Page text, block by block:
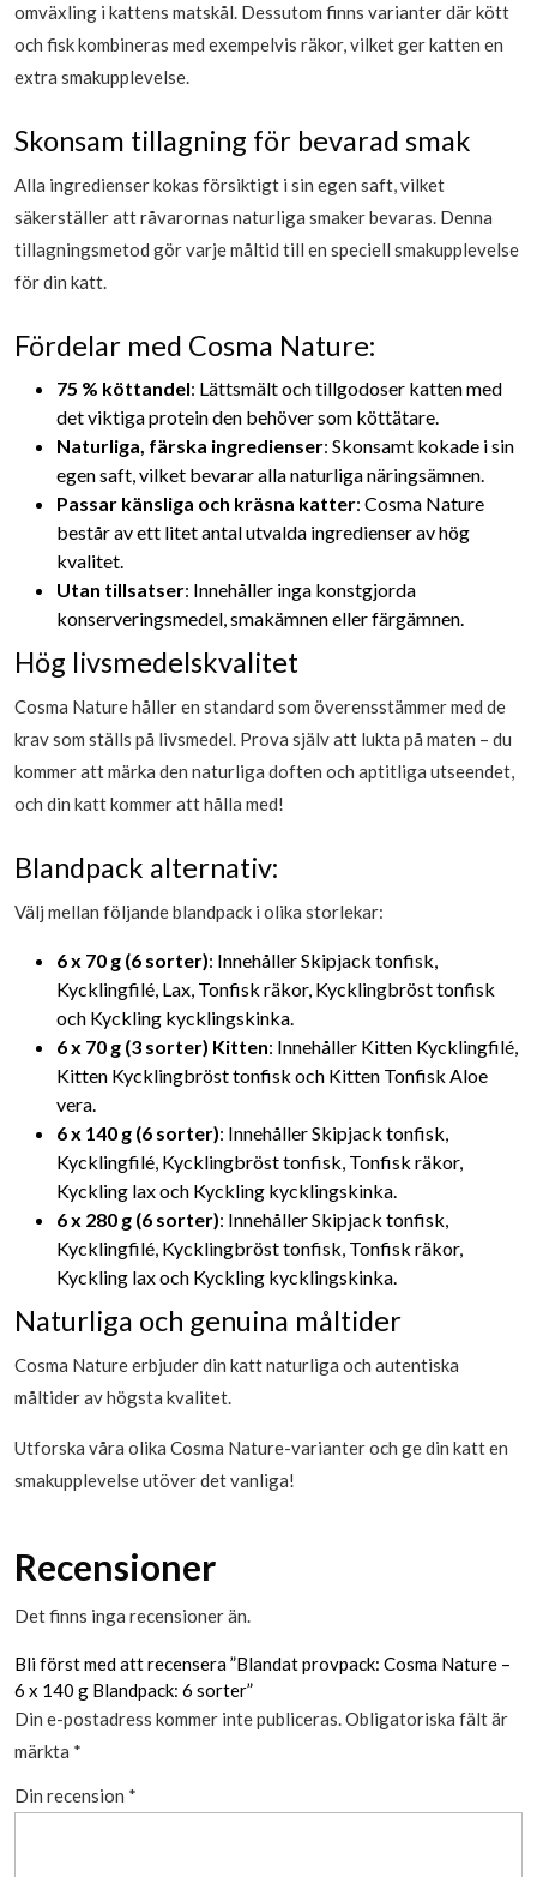
omväxling i kattens matskål. Dessutom finns varianter där kött
och fisk kombineras med exempelvis räkor, vilket ger katten en
extra smakupplevelse.
Skonsam tillagning för bevarad smak
Alla ingredienser kokas försiktigt i sin egen saft, vilket
säkerställer att råvarornas naturliga smaker bevaras. Denna
tillagningsmetod gör varje måltid till en speciell smakupplevelse
för din katt.
Fördelar med Cosma Nature:
75 % köttandel: Lättsmält och tillgodoser katten med
det viktiga protein den behöver som köttätare.
Naturliga, färska ingredienser: Skonsamt kokade i sin
egen saft, vilket bevarar alla naturliga näringsämnen.
Passar känsliga och kräsna katter: Cosma Nature
består av ett litet antal utvalda ingredienser av hög
kvalitet.
Utan tillsatser: Innehåller inga konstgjorda
konserveringsmedel, smakämnen eller färgämnen.
Hög livsmedelskvalitet
Cosma Nature håller en standard som överensstämmer med de
krav som ställs på livsmedel. Prova själv att lukta på maten – du
kommer att märka den naturliga doften och aptitliga utseendet,
och din katt kommer att hålla med!
Blandpack alternativ:
Välj mellan följande blandpack i olika storlekar:
6 x 70 g (6 sorter): Innehåller Skipjack tonfisk,
Kycklingfilé, Lax, Tonfisk räkor, Kycklingbröst tonfisk
och Kyckling kycklingskinka.
6 x 70 g (3 sorter) Kitten: Innehåller Kitten Kycklingfilé,
Kitten Kycklingbröst tonfisk och Kitten Tonfisk Aloe
vera.
6 x 140 g (6 sorter): Innehåller Skipjack tonfisk,
Kycklingfilé, Kycklingbröst tonfisk, Tonfisk räkor,
Kyckling lax och Kyckling kycklingskinka.
6 x 280 g (6 sorter): Innehåller Skipjack tonfisk,
Kycklingfilé, Kycklingbröst tonfisk, Tonfisk räkor,
Kyckling lax och Kyckling kycklingskinka.
Naturliga och genuina måltider
Cosma Nature erbjuder din katt naturliga och autentiska
måltider av högsta kvalitet.
Utforska våra olika Cosma Nature-varianter och ge din katt en
smakupplevelse utöver det vanliga!
Recensioner
Det finns inga recensioner än.
Bli först med att recensera ”Blandat provpack: Cosma Nature –
6 x 140 g Blandpack: 6 sorter”
Din e-postadress kommer inte publiceras.Obligatoriska fält är
märkta *
Din recension *